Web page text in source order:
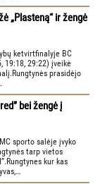
„Plasteną“ ir žengė
ketvirtfinalyje BC
19:18, 29:22) įveikė
prasidėjo
bei žengė į
sporto salėje įvyko
tarp vietos
kur kas